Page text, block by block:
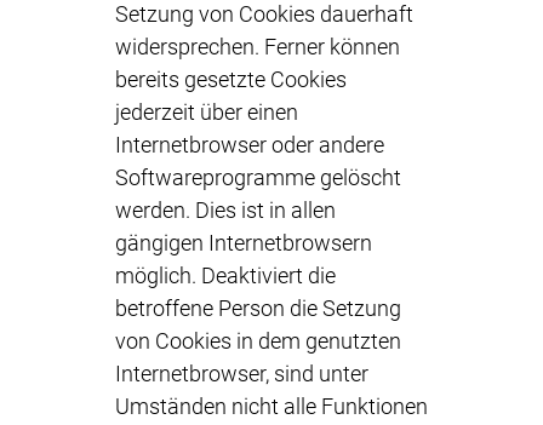
Setzung von Cookies dauerhaft
widersprechen. Ferner können
bereits gesetzte Cookies
jederzeit über einen
Internetbrowser oder andere
Softwareprogramme gelöscht
werden. Dies ist in allen
gängigen Internetbrowsern
möglich. Deaktiviert die
betroffene Person die Setzung
von Cookies in dem genutzten
Internetbrowser, sind unter
Umständen nicht alle Funktionen